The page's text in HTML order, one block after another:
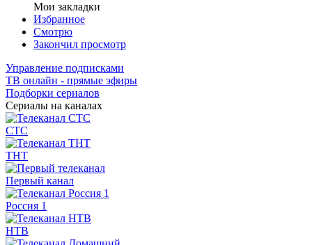
Мои закладки
Избранное
Смотрю
Закончил просмотр
Управление подписками
ТВ онлайн - прямые эфиры
Подборки сериалов
Сериалы на каналах
СТС
ТНТ
Первый канал
Россия 1
НТВ